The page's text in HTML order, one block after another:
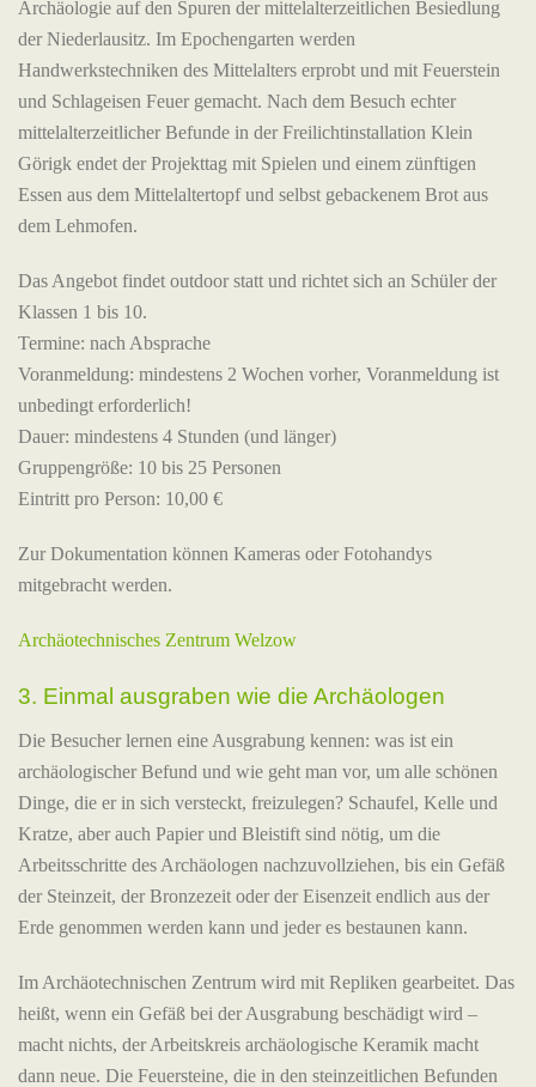
Archäologie auf den Spuren der mittelalterzeitlichen Besiedlung
der Niederlausitz. Im Epochengarten werden
Handwerkstechniken des Mittelalters erprobt und mit Feuerstein
und Schlageisen Feuer gemacht. Nach dem Besuch echter
mittelalterzeitlicher Befunde in der Freilichtinstallation Klein
Görigk endet der Projekttag mit Spielen und einem zünftigen
Essen aus dem Mittelaltertopf und selbst gebackenem Brot aus
dem Lehmofen.
Das Angebot findet outdoor statt und richtet sich an Schüler der
Klassen 1 bis 10.
Termine: nach Absprache
Voranmeldung: mindestens 2 Wochen vorher, Voranmeldung ist
unbedingt erforderlich!
Dauer: mindestens 4 Stunden (und länger)
Gruppengröße: 10 bis 25 Personen
Eintritt pro Person: 10,00 €
Zur Dokumentation können Kameras oder Fotohandys
mitgebracht werden.
Archäotechnisches Zentrum Welzow
3. Einmal ausgraben wie die Archäologen
Die Besucher lernen eine Ausgrabung kennen: was ist ein
archäologischer Befund und wie geht man vor, um alle schönen
Dinge, die er in sich versteckt, freizulegen? Schaufel, Kelle und
Kratze, aber auch Papier und Bleistift sind nötig, um die
Arbeitsschritte des Archäologen nachzuvollziehen, bis ein Gefäß
der Steinzeit, der Bronzezeit oder der Eisenzeit endlich aus der
Erde genommen werden kann und jeder es bestaunen kann.
Im Archäotechnischen Zentrum wird mit Repliken gearbeitet. Das
heißt, wenn ein Gefäß bei der Ausgrabung beschädigt wird –
macht nichts, der Arbeitskreis archäologische Keramik macht
dann neue. Die Feuersteine, die in den steinzeitlichen Befunden